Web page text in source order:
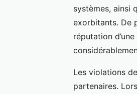
systèmes, ainsi
exorbitants. De
réputation
Les violations
partenaires.